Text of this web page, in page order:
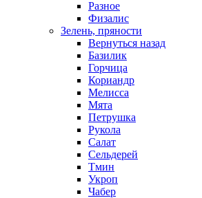
Разное
Физалис
Зелень, пряности
Вернуться назад
Базилик
Горчица
Кориандр
Мелисса
Мята
Петрушка
Рукола
Салат
Сельдерей
Тмин
Укроп
Чабер